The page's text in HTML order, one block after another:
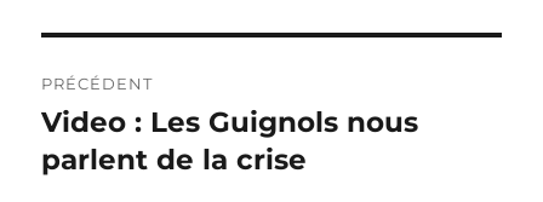
de
l’article
PRÉCÉDENT
Publication
précédente :
Video : Les Guignols nous
parlent de la crise